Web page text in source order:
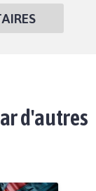
d'autres